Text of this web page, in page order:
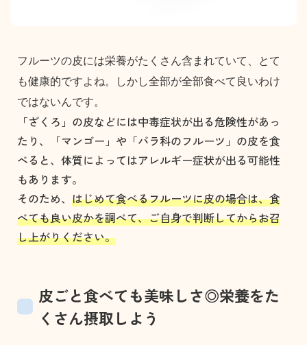
フルーツの皮には栄養がたくさん含まれていて、とて
も健康的ですよね。しかし全部が全部食べて良いわけ
ではないんです。
「ざくろ」の皮などには中毒症状が出る危険性があっ
たり、「マンゴー」や「バラ科のフルーツ」の皮を食
べると、体質によってはアレルギー症状が出る可能性
もあります。
そのため、 はじめて食べるフルーツに皮の場合は、食
べても良い皮かを調べて、ご自身で判断してからお召
し上がりください。
皮ごと食べても美味しさ◎栄養をた
くさん摂取しよう⁡